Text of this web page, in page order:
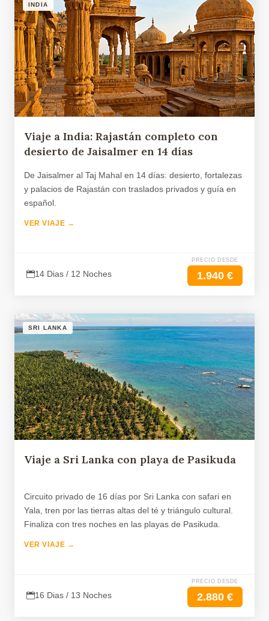
INDIA
Viaje a India: Rajastán completo con
desierto de Jaisalmer en 14 días
De Jaisalmer al Taj Mahal en 14 días: desierto, fortalezas
y palacios de Rajastán con traslados privados y guía en
español.
VER VIAJE →
14 Dias / 12 Noches
PRECIO DESDE
1.940 €
SRI LANKA
Viaje a Sri Lanka con playa de Pasikuda
Circuito privado de 16 días por Sri Lanka con safari en
Yala, tren por las tierras altas del té y triángulo cultural.
Finaliza con tres noches en las playas de Pasikuda.
VER VIAJE →
16 Dias / 13 Noches
PRECIO DESDE
2.880 €